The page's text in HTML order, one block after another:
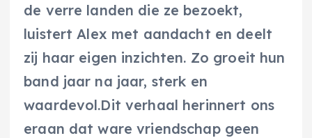
de verre landen die ze bezoekt,
luistert Alex met aandacht en deelt
zij haar eigen inzichten. Zo groeit hun
band jaar na jaar, sterk en
waardevol.Dit verhaal herinnert ons
eraan dat ware vriendschap geen